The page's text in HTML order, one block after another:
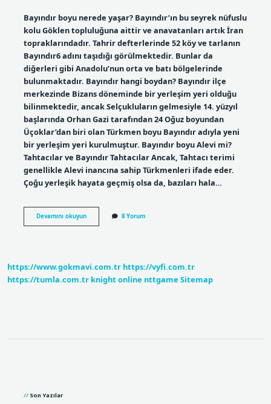
Bayındır boyu nerede yaşar? Bayındır’ın bu seyrek nüfuslu
kolu Göklen topluluğuna aittir ve anavatanları artık İran
topraklarındadır. Tahrir defterlerinde 52 köy ve tarlanın
Bayındır6 adını taşıdığı görülmektedir. Bunlar da
diğerleri gibi Anadolu’nun orta ve batı bölgelerinde
bulunmaktadır. Bayındır hangi boydan? Bayındır ilçe
merkezinde Bizans döneminde bir yerleşim yeri olduğu
bilinmektedir, ancak Selçukluların gelmesiyle 14. yüzyıl
başlarında Orhan Gazi tarafından 24 Oğuz boyundan
Üçoklar’dan biri olan Türkmen boyu Bayındır adıyla yeni
bir yerleşim yeri kurulmuştur. Bayındır boyu Alevi mi?
Tahtacılar ve Bayındır Tahtacılar Ancak, Tahtacı terimi
genellikle Alevi inancına sahip Türkmenleri ifade eder.
Çoğu yerleşik hayata geçmiş olsa da, bazıları hala…
Devamını okuyunBayındır
Boyu
8 Yorum
https://www.gokmavi.com.tr https://vyfi.com.tr
https://tumla.com.tr knight online nttgame Sitemap
Son Yazılar